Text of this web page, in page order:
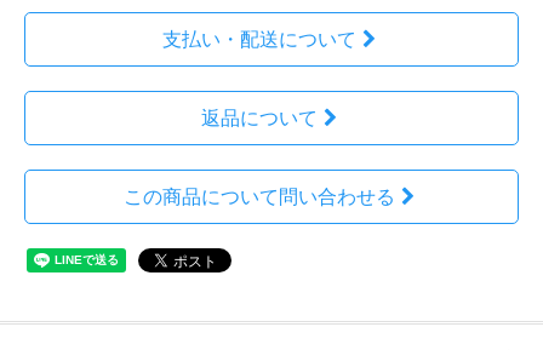
支払い・配送について
返品について
この商品について問い合わせる